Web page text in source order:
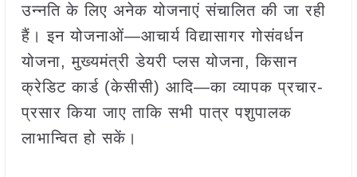
उन्नति के लिए अनेक योजनाएं संचालित की जा रही
हैं। इन योजनाओं—आचार्य विद्यासागर गोसंवर्धन
योजना, मुख्यमंत्री डेयरी प्लस योजना, किसान
क्रेडिट कार्ड (केसीसी) आदि—का व्यापक प्रचार-
प्रसार किया जाए ताकि सभी पात्र पशुपालक
लाभान्वित हो सकें।